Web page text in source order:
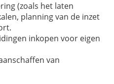
(zoals het laten
planning van de inzet
inkopen voor eigen
van